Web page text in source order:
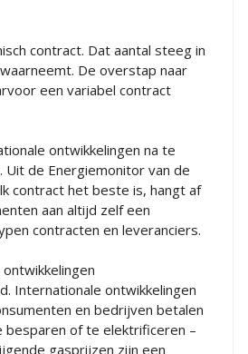
contract. Dat aantal steeg in
De overstap naar
een variabel contract
ontwikkelingen na te
de Energiemonitor van de
contract het beste is, hangt af
aan altijd zelf een
contracten en leveranciers.
Internationale ontwikkelingen
en bedrijven betalen
besparen of te elektrificeren –
gasprijzen zijn een